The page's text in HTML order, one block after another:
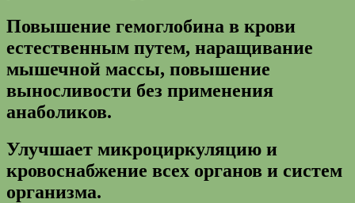
Повышение гемоглобина в крови
естественным путем, наращивание
мышечной массы, повышение
выносливости без применения
анаболиков.
Улучшает микроциркуляцию и
кровоснабжение всех органов и систем
организма.